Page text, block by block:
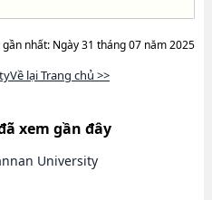
nhất: Ngày 31 tháng 07 năm 2025
lại Trang chủ >>
xem gần đây
University